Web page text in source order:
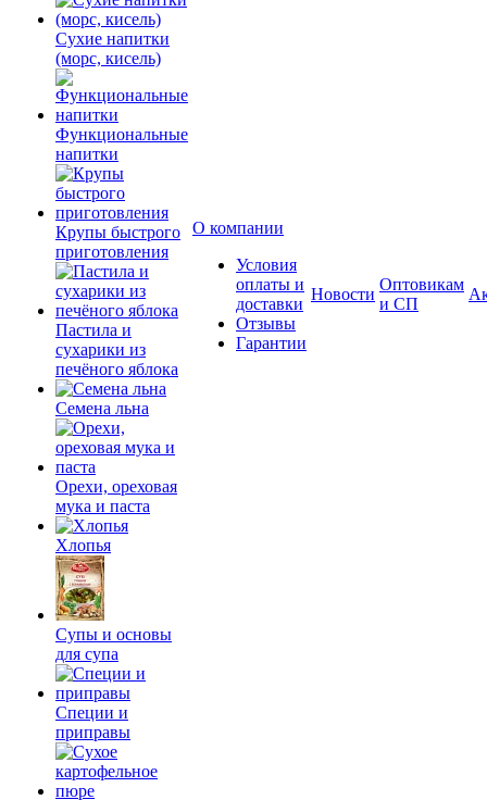
Сухие напитки
(морс, кисель)
Функциональные
напитки
Крупы быстрого
приготовления
Пастила и
сухарики из
печёного яблока
Семена льна
Орехи, ореховая
мука и паста
Хлопья
Супы и основы
для супа
Специи и
приправы
О компании
Условия
оплаты и
доставки
Отзывы
Гарантии
Новости
Оптовикам
и СП